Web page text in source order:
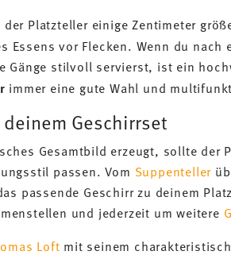
der Platzteller einige Zentimeter
Essens vor Flecken. Wenn du
Gänge stilvoll servierst, ist ein
immer eine gute Wahl und
Geschirrset
Gesamtbild erzeugt, sollte der
passen. Vom Suppenteller
passende Geschirr zu deinem
und jederzeit um weitere
Loft mit seinem